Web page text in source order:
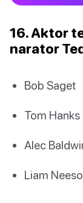
16. Aktor
narator
Bob Saget
Tom Hanks
Alec
Liam